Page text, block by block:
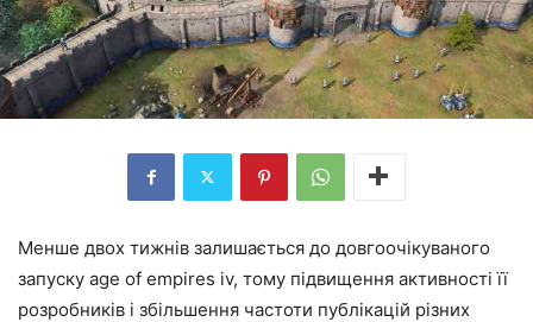
Менше двох тижнів залишається до довгоочікуваного
запуску age of empires iv, тому підвищення активності її
розробників і збільшення частоти публікацій різних